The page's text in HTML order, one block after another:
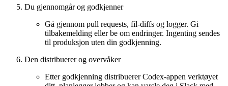
Du gjennomgår og godkjenner
Gå gjennom pull requests, fil-diffs og logger. Gi
tilbakemelding eller be om endringer. Ingenting sendes
til produksjon uten din godkjenning.
Den distribuerer og overvåker
Etter godkjenning distribuerer Codex-appen verktøyet